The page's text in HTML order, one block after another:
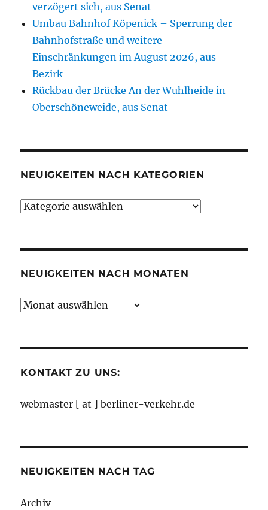
verzögert sich, aus Senat
Umbau Bahnhof Köpenick – Sperrung der
Bahnhofstraße und weitere
Einschränkungen im August 2026, aus
Bezirk
Rückbau der Brücke An der Wuhlheide in
Oberschöneweide, aus Senat
NEUIGKEITEN NACH KATEGORIEN
Neuigkeiten
NEUIGKEITEN NACH MONATEN
Neuigkeiten
KONTAKT ZU UNS:
webmaster [ at ] berliner-verkehr.de
NEUIGKEITEN NACH TAG
Archiv